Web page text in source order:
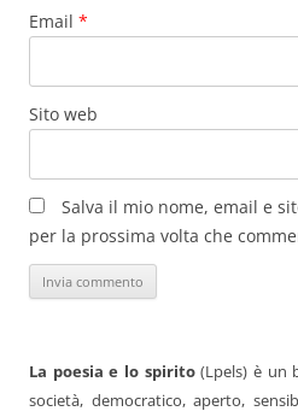
Email *
Sito web
Salva il mio nome, email e
per la prossima volta che
La poesia e lo spirito(Lpels) è un
società, democratico, aperto,